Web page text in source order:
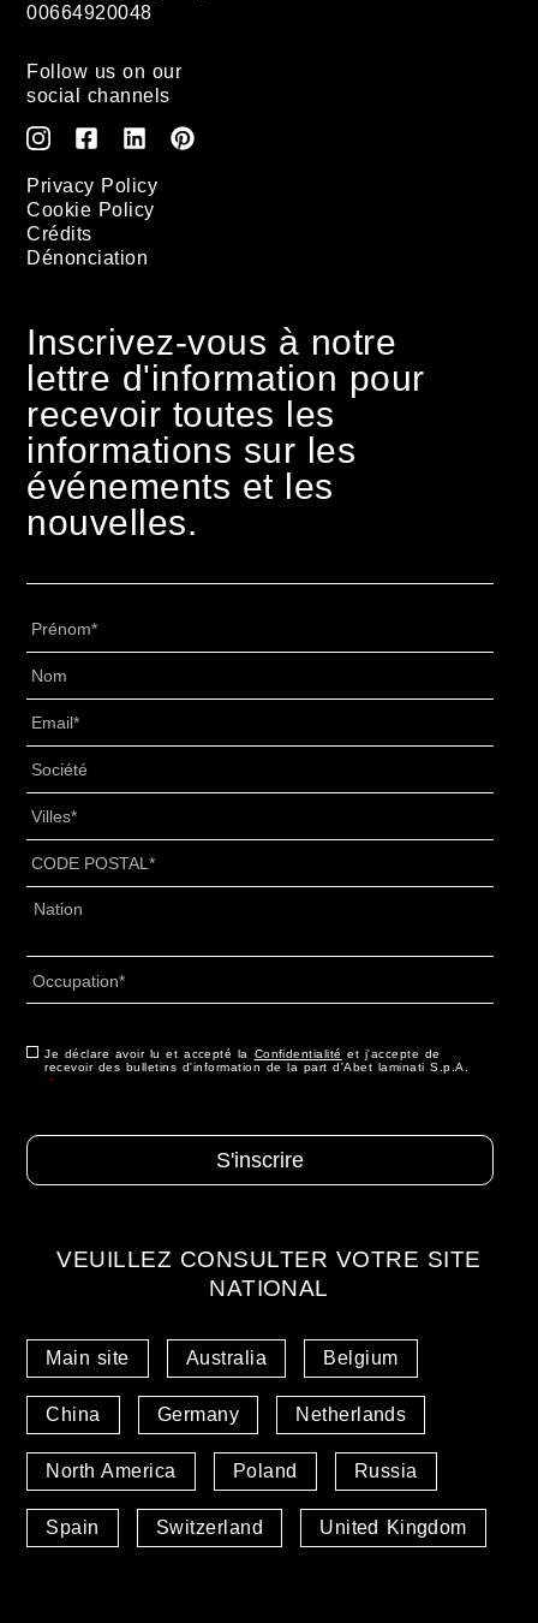
00664920048
Follow us on our
social channels
Privacy Policy
Cookie Policy
Crédits
Dénonciation
Inscrivez-vous à notre
lettre d'information pour
recevoir toutes les
informations sur les
événements et les
nouvelles.
Titolo
POSTAL *
Adresse
Pays
Consentement *
Je déclare avoir lu et accepté la Confidentialité et j'accepte de
recevoir des bulletins d'information de la part d'Abet laminati S.p.A.
*
VEUILLEZ CONSULTER VOTRE SITE
NATIONAL
Main site Australia Belgium
China Germany Netherlands
North America Poland Russia
Spain Switzerland United Kingdom